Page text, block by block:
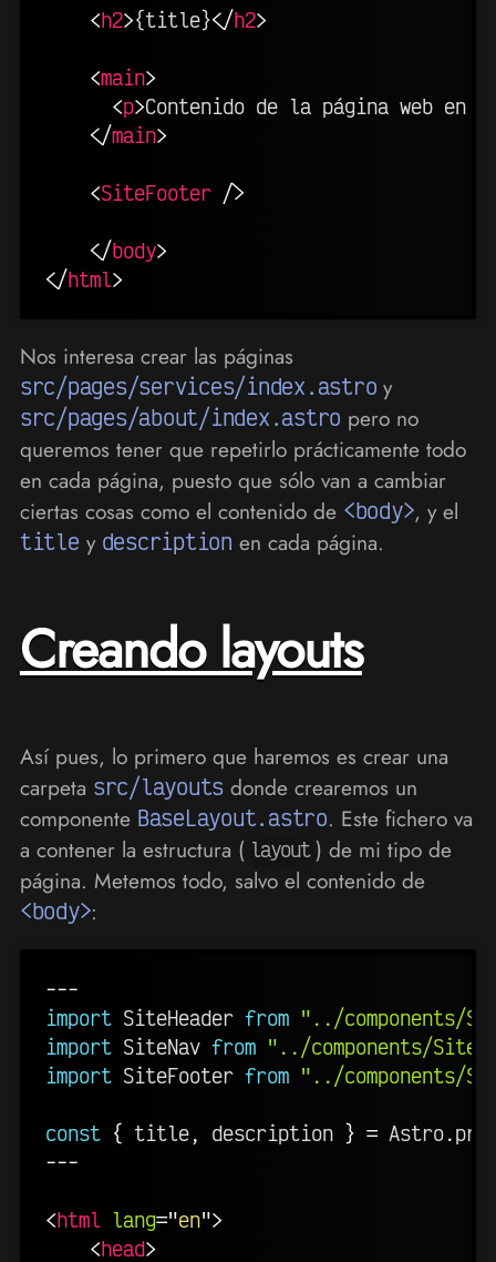
<h2>{title}</h2>
<main>
<p>Contenido de la página web en
</main>
<SiteFooter />
</body>
</html>
Nos interesa crear las páginas
src/pages/services/index.astro y
src/pages/about/index.astro pero no
queremos tener que repetirlo prácticamente todo
en cada página, puesto que sólo van a cambiar
ciertas cosas como el contenido de <body>, y el
title y description en cada página.
Creando layouts
Así pues, lo primero que haremos es crear una
carpeta src/layouts donde crearemos un
componente BaseLayout.astro. Este fichero va
a contener la estructura ( layout ) de mi tipo de
página. Metemos todo, salvo el contenido de
<body>:
---
import SiteHeader from "../components/
import SiteNav from "../components/
import SiteFooter from "../components/
const { title, description } = Astro.
---
<html lang="en">
<head>